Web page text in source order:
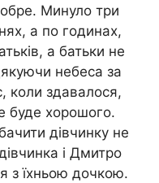
Минуло три
а по годинах,
а батьки не
небеса за
коли здавалося,
буде хорошого.
дівчинку не
і Дмитро
з їхньою дочкою.